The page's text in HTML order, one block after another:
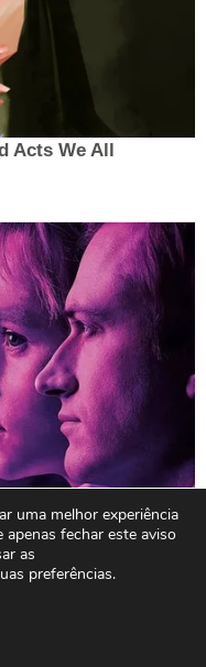
uma melhor experiência
fechar este aviso
as
preferências.